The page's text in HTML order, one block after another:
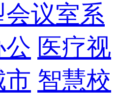
会议室系
公 医疗视
市 智慧校